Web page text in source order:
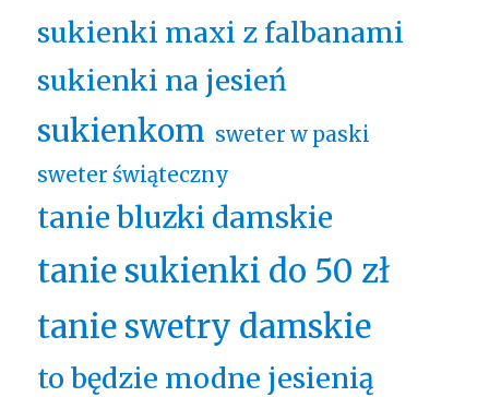
sukienki maxi z falbanami
sukienki na jesień
sukienkom sweter w paski
sweter świąteczny
tanie bluzki damskie
tanie sukienki do 50 zł
tanie swetry damskie
to będzie modne jesienią